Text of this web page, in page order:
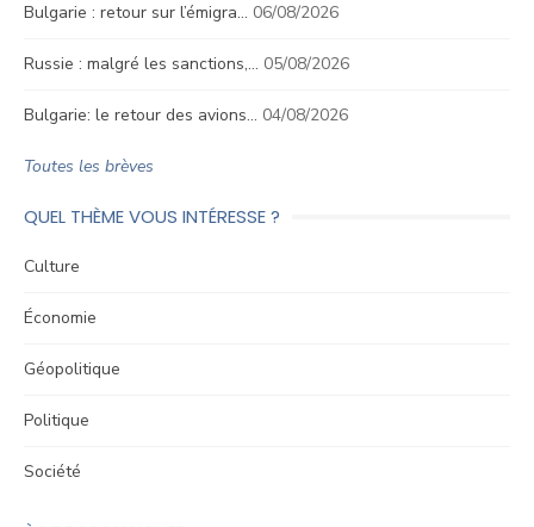
Bulgarie : retour sur l’émigra… 06/08/2026
Russie : malgré les sanctions,… 05/08/2026
Bulgarie: le retour des avions… 04/08/2026
Toutes les brèves
QUEL THÈME VOUS INTÉRESSE ?
Culture
Économie
Géopolitique
Politique
Société